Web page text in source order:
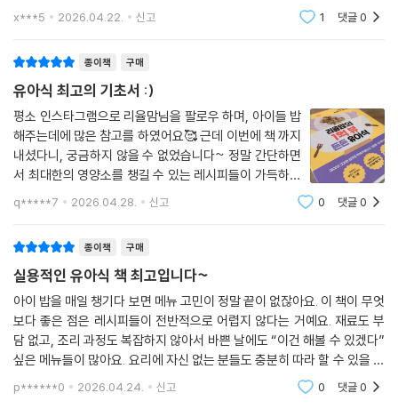
달걀 새우 전
새우 감자 동그랑땡
새우 볶음밥
새우 완자탕
버터 갈릭 새우
연어 브로콜리 리조또
두부 감자 전
두부 고구마 전
두부 새우 전
두부 참치 전
두부 크래미 전
두부 브로콜리 무침
두부 카레 구이
마파 두부
두부 치즈 완자
두부 크림 리조또
x***5 2026.04.22. 신고 1 댓글0
종이책 구매
유아식 최고의 기초서 :)
평소 인스타그램으로 리율맘님을 팔로우 하며, 아이들 밥
해주는데에 많은 참고를 하였어요🥰 근데 이번에 책 까지
내셨다니, 궁금하지 않을 수 없었습니다~ 정말 간단하면
서 최대한의 영양소를 챙길 수 있는 레시피들이 가득하네
요🙂🙂 사진 3,4 장 안에서 레시피가 모두 설명된다는 점
에서 초보엄마들의 자신감도 업 시키며 요리실력이 상승
q*****7 2026.04.28. 신고 0 댓글0
종이책 구매
실용적인 유아식 책 최고입니다~
아이 밥을 매일 챙기다 보면 메뉴 고민이 정말 끝이 없잖아요. 이 책이 무엇
보다 좋은 점은 레시피들이 전반적으로 어렵지 않다는 거예요. 재료도 부
담 없고, 조리 과정도 복잡하지 않아서 바쁜 날에도 “이건 해볼 수 있겠다”
싶은 메뉴들이 많아요. 요리에 자신 없는 분들도 충분히 따라 할 수 있을 정
도로 설명이 친절하게 되어 있는 것도 아주좋습니다!!애초에 인스타로 리
율맘 레시
p******0 2026.04.24. 신고 0 댓글0